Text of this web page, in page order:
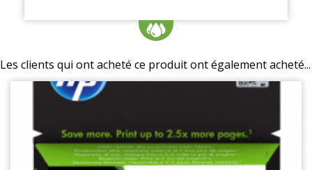
Les clients qui ont acheté ce produit ont également acheté...